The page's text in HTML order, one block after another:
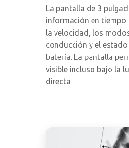
La pantalla de 3
información en tiempo
la velocidad, los
conducción y el estado
batería. La pantalla
visible incluso bajo la
directa